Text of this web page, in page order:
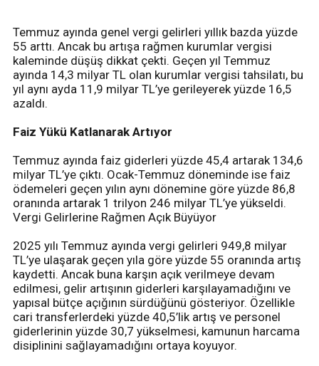
Temmuz ayında genel vergi gelirleri yıllık bazda yüzde
55 arttı. Ancak bu artışa rağmen kurumlar vergisi
kaleminde düşüş dikkat çekti. Geçen yıl Temmuz
ayında 14,3 milyar TL olan kurumlar vergisi tahsilatı, bu
yıl aynı ayda 11,9 milyar TL’ye gerileyerek yüzde 16,5
azaldı.
Faiz Yükü Katlanarak Artıyor
Temmuz ayında faiz giderleri yüzde 45,4 artarak 134,6
milyar TL’ye çıktı. Ocak-Temmuz döneminde ise faiz
ödemeleri geçen yılın aynı dönemine göre yüzde 86,8
oranında artarak 1 trilyon 246 milyar TL’ye yükseldi.
Vergi Gelirlerine Rağmen Açık Büyüyor
2025 yılı Temmuz ayında vergi gelirleri 949,8 milyar
TL’ye ulaşarak geçen yıla göre yüzde 55 oranında artış
kaydetti. Ancak buna karşın açık verilmeye devam
edilmesi, gelir artışının giderleri karşılayamadığını ve
yapısal bütçe açığının sürdüğünü gösteriyor. Özellikle
cari transferlerdeki yüzde 40,5’lik artış ve personel
giderlerinin yüzde 30,7 yükselmesi, kamunun harcama
disiplinini sağlayamadığını ortaya koyuyor.